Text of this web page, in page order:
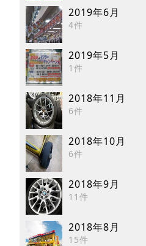
2019年6月
4件
2019年5月
1件
2018年11月
6件
2018年10月
6件
2018年9月
11件
2018年8月
15件